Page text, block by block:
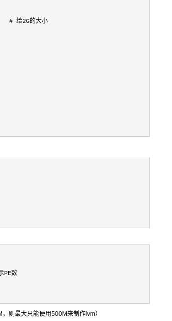
给2G的大小
数
则最大只能使用500M来制作lvm）